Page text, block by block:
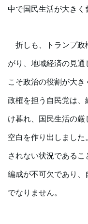
中で国民生活が大きく
折しも、トランプ政
がり、地域経済の見
こそ政治の役割が大き
政権を担う自民党は、
け暮れ、国民生活の
空白を作り出しまし
されない状況である
編成が不可欠であり
でなりません。